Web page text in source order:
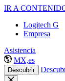
IR A
Logitech G
Empresa
Asistencia
MX,es
Descubrir